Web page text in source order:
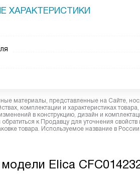
ХАРАКТЕРИСТИКИ
материалы, представленные на Сайте,
комплектации и характеристиках
в конструкцию, дизайн и
к Продавцу для уточнения
товара. Используемое название в
Elica